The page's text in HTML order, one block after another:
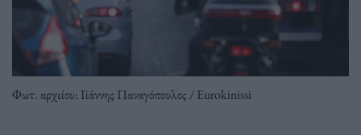
Φωτ. αρχείου: Γιάννης Παναγόπουλος / Eurokinissi